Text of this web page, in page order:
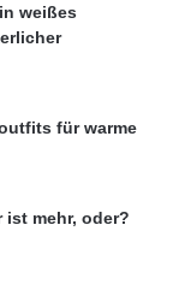
weißes
für warme
ist mehr, oder?